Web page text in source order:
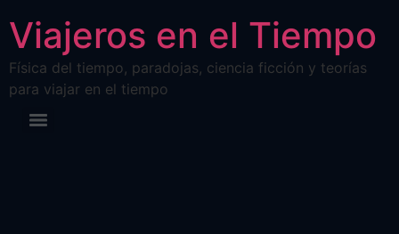
Viajeros en el Tiempo
Física del tiempo, paradojas, ciencia ficción y teorías
para viajar en el tiempo